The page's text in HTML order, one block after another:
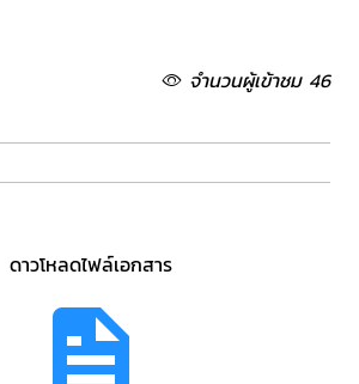
จำนวนผู้เข้าชม 46
ดาวโหลดไฟล์เอกสาร